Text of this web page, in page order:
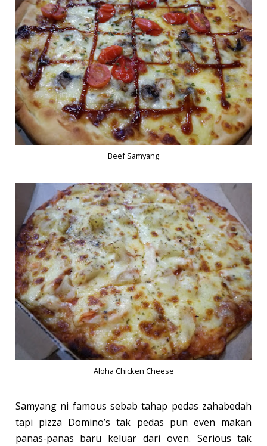
Beef Samyang
Aloha Chicken Cheese
Samyang ni famous sebab tahap pedas zahabedah
tapi pizza Domino’s tak pedas pun even makan
panas-panas baru keluar dari oven. Serious tak